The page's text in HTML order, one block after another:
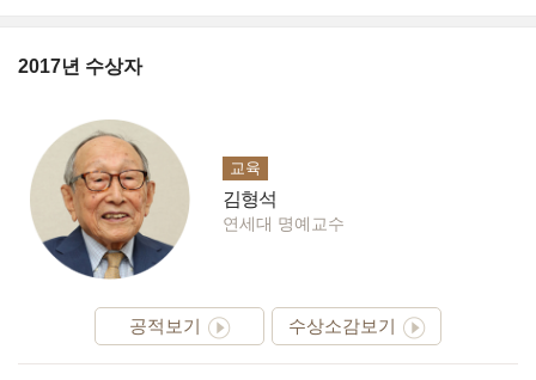
2017년 수상자
교육
김형석
연세대 명예교수
공적보기 수상소감보기